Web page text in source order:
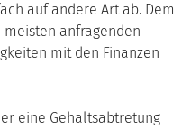
auf andere Art ab. Dem
anfragenden
mit den Finanzen
eine Gehaltsabtretung